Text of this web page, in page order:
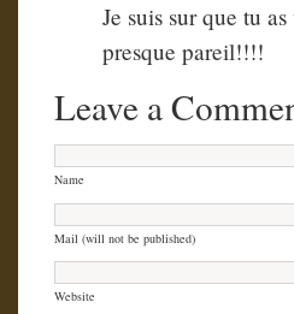
Je suis sur que tu
presque pareil!!!!
Leave a
Name
Mail (will not be published)
Website